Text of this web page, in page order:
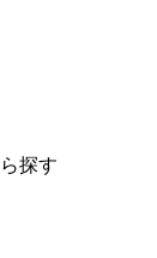
探す